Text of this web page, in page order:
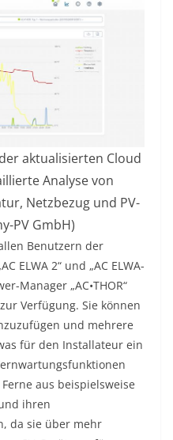
aktualisierten Cloud
Analyse von
Netzbezug und PV-
PV GmbH)
Benutzern der
ELWA 2“ und „AC ELWA-
Manager „AC•THOR“
zur Verfügung. Sie können
und mehrere
für den Installateur ein
aus beispielsweise
ihren
da sie über mehr